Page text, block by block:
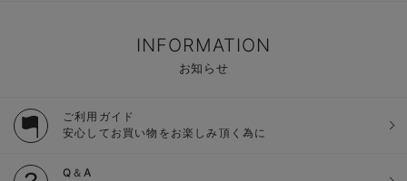
INFORMATION
お知らせ
ご利用ガイド
安心してお買い物をお楽しみ頂く為に
Q＆A